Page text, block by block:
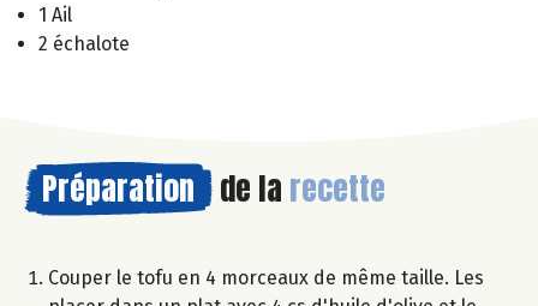
1 Ail
2 échalote
Préparation de la recette
Couper le tofu en 4 morceaux de même taille. Les